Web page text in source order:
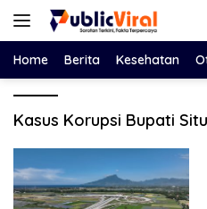
Langsung
Home Berita Kesehatan
Kasus Korupsi Bupati